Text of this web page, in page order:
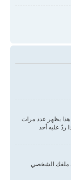
يظهر عدد مرات
ردّ عليه أحد
ملفك الشخصي